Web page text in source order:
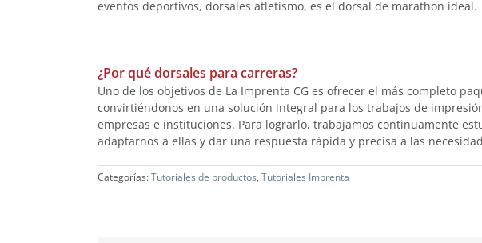
eventos deportivos, dorsales atletismo, es el dorsal de marathon ideal.
¿Por qué dorsales para carreras?
Uno de los objetivos de La Imprenta CG es ofrecer el más completo
convirtiéndonos en una solución integral para los trabajos de
empresas e instituciones. Para lograrlo, trabajamos continuamente
adaptarnos a ellas y dar una respuesta rápida y precisa a las
Categorías:Tutoriales de productos, Tutoriales Imprenta